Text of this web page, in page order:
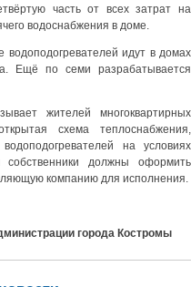
часть от всех затрат на
водоснабжения в доме.
идут в домах
Ещё по семи разрабатывается
жителей многоквартирных
схема теплоснабжения,
на условиях
должны оформить
компанию для исполнения.
города Костромы